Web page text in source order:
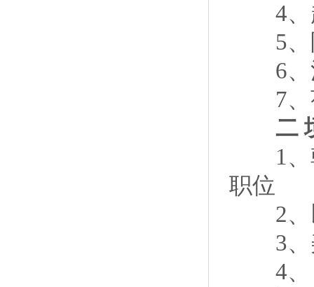
4、越
5、阿
6、法
7、荷
二 境
1、韩
职位
2、以
3、美
4、日